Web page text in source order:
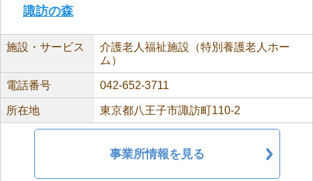
諏訪の森
施設・サービス
介護老人福祉施設（特別養護老人ホー
ム）
電話番号 042-652-3711
所在地 東京都八王子市諏訪町110-2
事業所情報を見る